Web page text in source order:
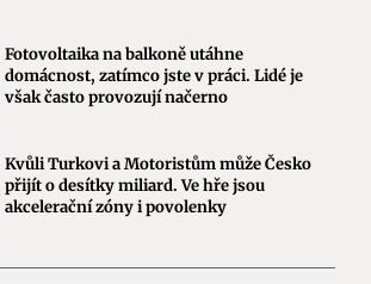
Fotovoltaika na balkoně utáhne
domácnost, zatímco jste v práci. Lidé je
však často provozují načerno
Kvůli Turkovi a Motoristům může Česko
přijít o desítky miliard. Ve hře jsou
akcelerační zóny i povolenky